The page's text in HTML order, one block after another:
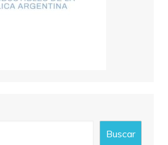
Buscar